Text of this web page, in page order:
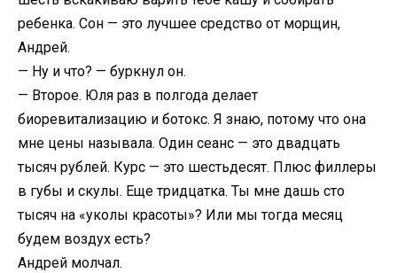
ребенка. Сон — это лучшее средство от морщин,
Андрей.
— Ну и что? — буркнул он.
— Второе. Юля раз в полгода делает
биоревитализацию и ботокс. Я знаю, потому что она
мне цены называла. Один сеанс — это двадцать
тысяч рублей. Курс — это шестьдесят. Плюс филлеры
в губы и скулы. Еще тридцатка. Ты мне дашь сто
тысяч на «уколы красоты»? Или мы тогда месяц
будем воздух есть?
Андрей молчал.